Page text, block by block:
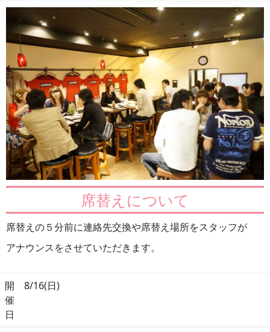
席替えについて
席替えの５分前に連絡先交換や席替え場所をスタッフが
アナウンスをさせていただきます。
開
催
日
8/16(日)